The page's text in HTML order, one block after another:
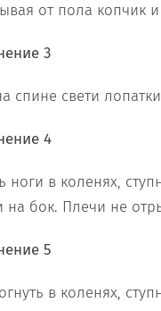
от пола копчик
3
спине свети
4
ноги в коленях,
на бок. Плечи не
5
в коленях,